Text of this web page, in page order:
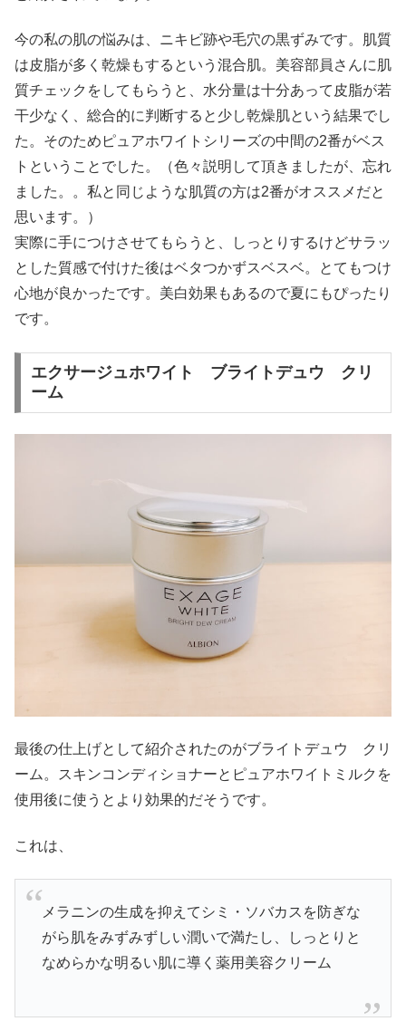
今の私の肌の悩みは、ニキビ跡や毛穴の黒ずみです。肌質
は皮脂が多く乾燥もするという混合肌。美容部員さんに肌
質チェックをしてもらうと、水分量は十分あって皮脂が若
干少なく、総合的に判断すると少し乾燥肌という結果でし
た。そのためピュアホワイトシリーズの中間の2番がベス
トということでした。（色々説明して頂きましたが、忘れ
ました。。私と同じような肌質の方は2番がオススメだと
思います。）
実際に手につけさせてもらうと、しっとりするけどサラッ
とした質感で付けた後はベタつかずスベスベ。とてもつけ
心地が良かったです。美白効果もあるので夏にもぴったり
です。
エクサージュホワイト ブライトデュウ クリ
ーム
最後の仕上げとして紹介されたのがブライトデュウ クリ
ーム。スキンコンディショナーとピュアホワイトミルクを
使用後に使うとより効果的だそうです。
これは、
メラニンの生成を抑えてシミ・ソバカスを防ぎな
がら肌をみずみずしい潤いで満たし、しっとりと
なめらかな明るい肌に導く薬用美容クリーム